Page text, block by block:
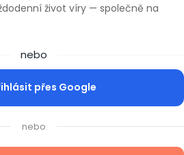
život víry — společně na
nebo
přes Google
nebo